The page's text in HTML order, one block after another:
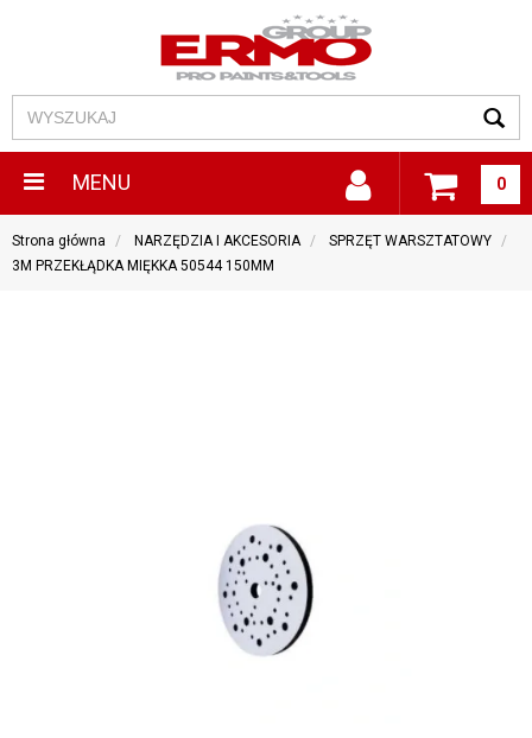
MENU 0
Strona główna NARZĘDZIA I AKCESORIA
SPRZĘT WARSZTATOWY
3M PRZEKŁĄDKA MIĘKKA 50544 150MM